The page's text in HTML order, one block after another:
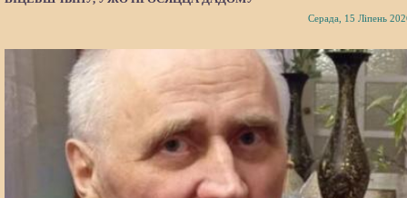
Серада, 15 Ліпень